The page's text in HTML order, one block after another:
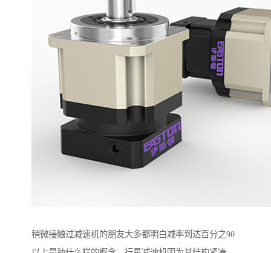
稍微接触过减速机的朋友大多都明白减率到达百分之90